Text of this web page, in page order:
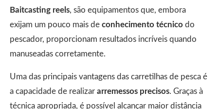
Baitcasting reels, são equipamentos que, embora
exijam um pouco mais de conhecimento técnico do
pescador, proporcionam resultados incríveis quando
manuseadas corretamente.
Uma das principais vantagens das carretilhas de pesca é
a capacidade de realizar arremessos precisos. Graças à
técnica apropriada, é possível alcançar maior distância